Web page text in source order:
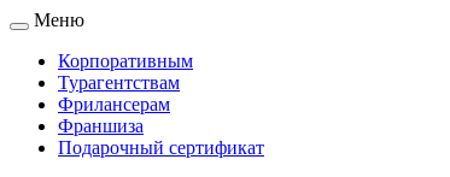
Toggle
navigation
Меню
Корпоративным
Турагентствам
Фрилансерам
Франшиза
Подарочный сертификат